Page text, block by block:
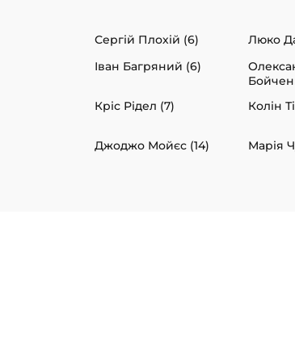
Сергій Плохій (6) Люко
Іван Багряний (6)
Кріс Рідел (7) Колін
Джоджо Мойєс (14)
Марія